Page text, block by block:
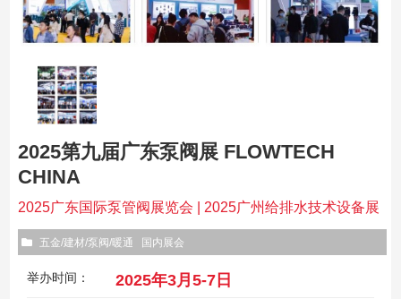
2025第九届广东泵阀展 FLOWTECH
CHINA
2025广东国际泵管阀展览会 | 2025广州给排水技术设备展
五金/建材/泵阀/暖通 国内展会
举办时间： 2025年3月5-7日